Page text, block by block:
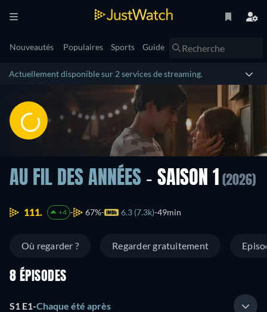
Nouveautés Populaires Sports Guide
Actuellement disponible sur 2 services de streaming.
AU FIL DES ANNÉES - SAISON 1 (2026)
111. +4 67% 6.3 (7.3k) 49min
Où regarder ? Regarder gratuitement
8 ÉPISODES
S1 E1-Chaque été après